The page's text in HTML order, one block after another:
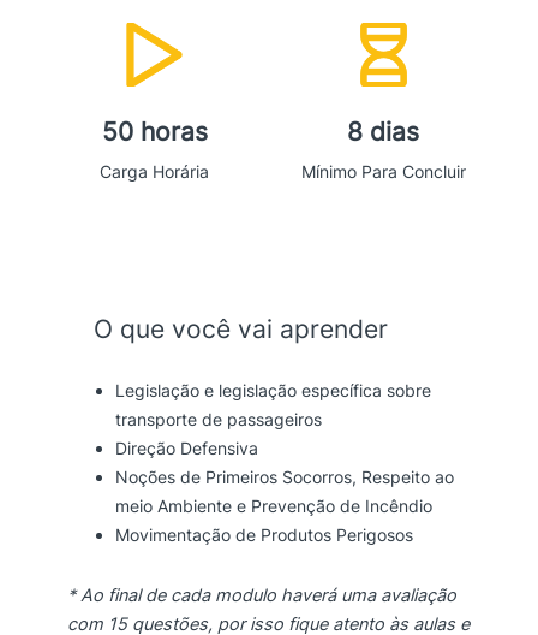
50 horas
Carga Horária
8 dias
Mínimo Para Concluir
O que você vai aprender
Legislação e legislação específica sobre
transporte de passageiros
Direção Defensiva
Noções de Primeiros Socorros, Respeito ao
meio Ambiente e Prevenção de Incêndio
Movimentação de Produtos Perigosos
* Ao final de cada modulo haverá uma avaliação
com 15 questões, por isso fique atento às aulas e